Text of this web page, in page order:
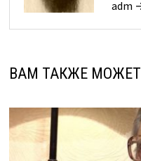
adm
ВАМ ТАКЖЕ